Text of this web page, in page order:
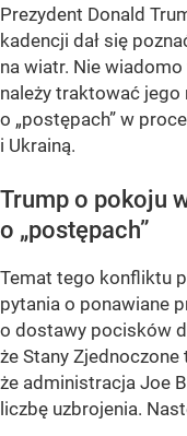
Prezydent Donald
kadencji dał się
na wiatr. Nie
należy traktować
o „postępach” w
i Ukrainą.
Trump o pokoju
o „postępach”
Temat tego konfliktu
pytania o ponawiane
o dostawy pocisków
że Stany Zjednoczone
że administracja Joe
liczbę uzbrojenia.